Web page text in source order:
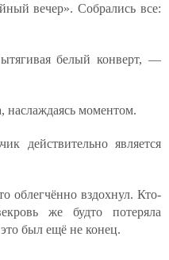
вечер». Собрались все:
белый конверт, —
наслаждаясь моментом.
действительно является
облегчённо вздохнул. Кто-
же будто потеряла
был ещё не конец.